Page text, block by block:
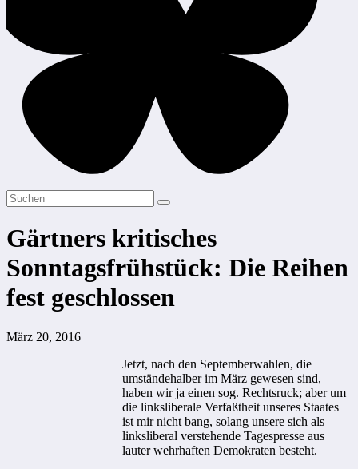
Gärtners kritisches
Sonntagsfrühstück: Die Reihen
fest geschlossen
März 20, 2016
Jetzt, nach den Septemberwahlen, die
umständehalber im März gewesen sind,
haben wir ja einen sog. Rechtsruck; aber um
die linksliberale Verfaßtheit unseres Staates
ist mir nicht bang, solang unsere sich als
linksliberal verstehende Tagespresse aus
lauter wehrhaften Demokraten besteht.